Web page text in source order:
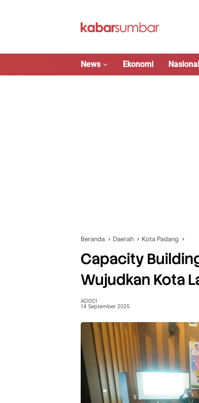
News Ekonomi Nasional
Beranda Daerah Kota Padang
Capacity
Wujudkan Kota
AD001
14 September 2025